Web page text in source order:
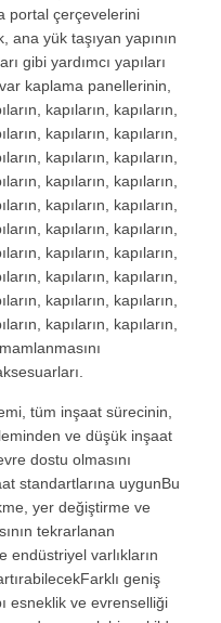
portal çerçevelerini
ana yük taşıyan yapının
gibi yardımcı yapıları
kaplama panellerinin,
kapıların, kapıların,
kapıların, kapıların,
kapıların, kapıların,
kapıların, kapıların,
kapıların, kapıların,
kapıların, kapıların,
kapıların, kapıların,
kapıların, kapıların,
kapıların, kapıların,
kapıların, kapıların,
tüm inşaat sürecinin,
ve düşük inşaat
dostu olmasını
standartlarına uygunBu
yer değiştirme ve
tekrarlanan
endüstriyel varlıkların
geniş
esneklik ve evrenselliği